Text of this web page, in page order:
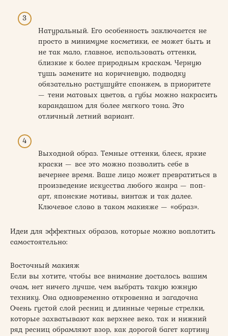
Натуральный. Его особенность заключается не
просто в минимуме косметики, ее может быть и
не так мало, главное, использовать оттенки,
близкие к более природным краскам. Черную
тушь замените на коричневую, подводку
обязательно растушуйте спонжем, в приоритете
— тени матовых цветов, а губы можно накрасить
карандашом для более мягкого тона. Это
отличный летний вариант.
Выходной образ. Темные оттенки, блеск, яркие
краски — все это можно позволить себе в
вечернее время. Ваше лицо может превратиться в
произведение искусства любого жанра — поп-
арт, японские мотивы, винтаж и так далее.
Ключевое слово в таком макияже — «образ».
Идеи для эффектных образов, которые можно воплотить
самостоятельно:
Восточный макияж
Если вы хотите, чтобы все внимание досталось вашим
очам, нет ничего лучше, чем выбрать такую южную
технику. Она одновременно откровенна и загадочна
Очень густой слой ресниц и длинные черные стрелки,
которые захватывают как верхнее веко, так и нижний
ряд ресниц обрамляют взор, как дорогой багет картину